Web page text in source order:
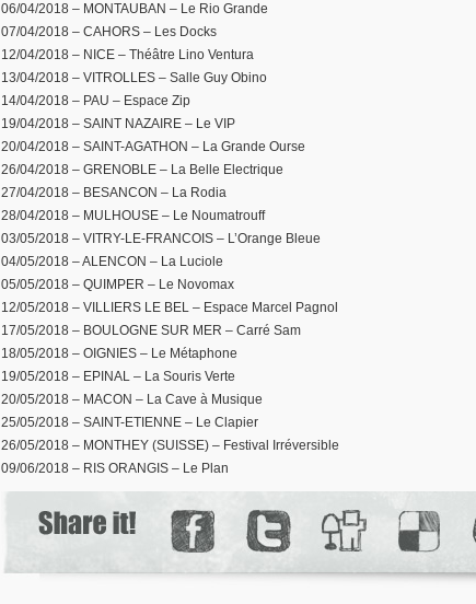
06/04/2018 – MONTAUBAN – Le Rio Grande
07/04/2018 – CAHORS – Les Docks
12/04/2018 – NICE – Théâtre Lino Ventura
13/04/2018 – VITROLLES – Salle Guy Obino
14/04/2018 – PAU – Espace Zip
19/04/2018 – SAINT NAZAIRE – Le VIP
20/04/2018 – SAINT-AGATHON – La Grande Ourse
26/04/2018 – GRENOBLE – La Belle Electrique
27/04/2018 – BESANCON – La Rodia
28/04/2018 – MULHOUSE – Le Noumatrouff
03/05/2018 – VITRY-LE-FRANCOIS – L’Orange Bleue
04/05/2018 – ALENCON – La Luciole
05/05/2018 – QUIMPER – Le Novomax
12/05/2018 – VILLIERS LE BEL – Espace Marcel Pagnol
17/05/2018 – BOULOGNE SUR MER – Carré Sam
18/05/2018 – OIGNIES – Le Métaphone
19/05/2018 – EPINAL – La Souris Verte
20/05/2018 – MACON – La Cave à Musique
25/05/2018 – SAINT-ETIENNE – Le Clapier
26/05/2018 – MONTHEY (SUISSE) – Festival Irréversible
09/06/2018 – RIS ORANGIS – Le Plan